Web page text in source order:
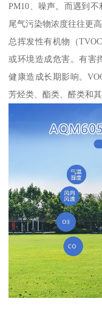
PM10、噪声。而遇到
尾气污染物浓度往往更高
总挥发性有机物（
或环境造成危害。有害
健康造成长期影响。
芳烃类、酯类、醛类和其